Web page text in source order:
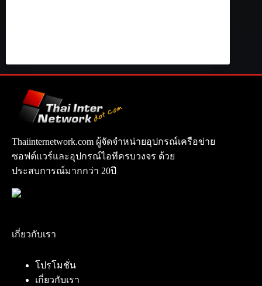
Thaiinternetwork.com ผู้จัดจำหน่ายอุปกรณ์เครือข่าย
ซอฟต์แวร์และอุปกรณ์ไอทีครบวงจร ด้วย
ประสบการณ์มากกว่า 20ปี
เกี่ยวกับเรา
โปรโมชั่น
เกี่ยวกับเรา